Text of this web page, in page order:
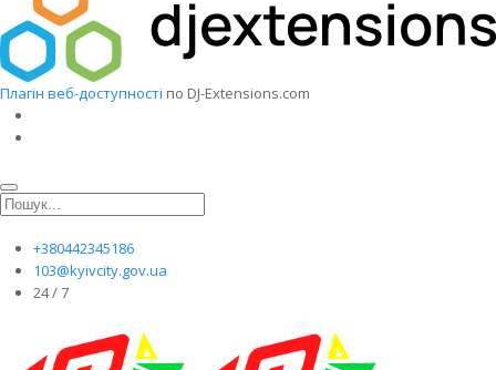
Плагін веб-доступності по DJ-Extensions.com
+380442345186
103@kyivcity.gov.ua
24 / 7